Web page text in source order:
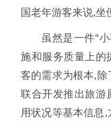
国老年游客来说,坐
虽然是一件“
施和服务质量上的
客的需求为根本,除
联合开发推出旅游
用状况等基本信息